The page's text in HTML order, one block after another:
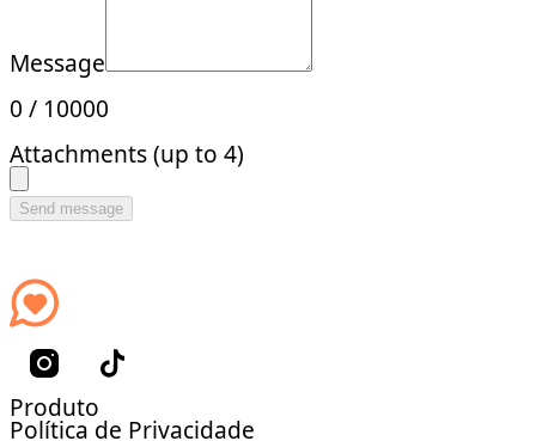
Message
0 / 10000
Attachments (up to 4)
Send message
Produto
Política de Privacidade